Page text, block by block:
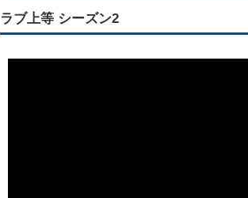
ラブ上等 シーズン2